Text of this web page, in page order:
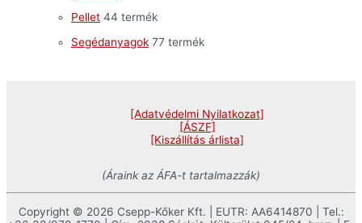
Pellet 44 termék
Segédanyagok 77 termék
[Adatvédelmi Nyilatkozat]
[ÁSZF]
[Kiszállítás árlista]
(Áraink az ÁFA-t tartalmazzák)
Copyright © 2026 Csepp-Kőker Kft. | EUTR: AA6414870 | Tel.: